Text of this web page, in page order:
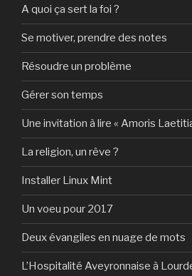
A quoi ça sert la foi ?
Se motiver, prendre des notes
Résoudre un problème
Gérer son temps
Une invitation à lire « Amoris
La religion, un rêve ?
Installer Linux Mint
Un voeu pour 2017
Deux évangiles en nuage de mots
L’Hospitalité Aveyronnaise à